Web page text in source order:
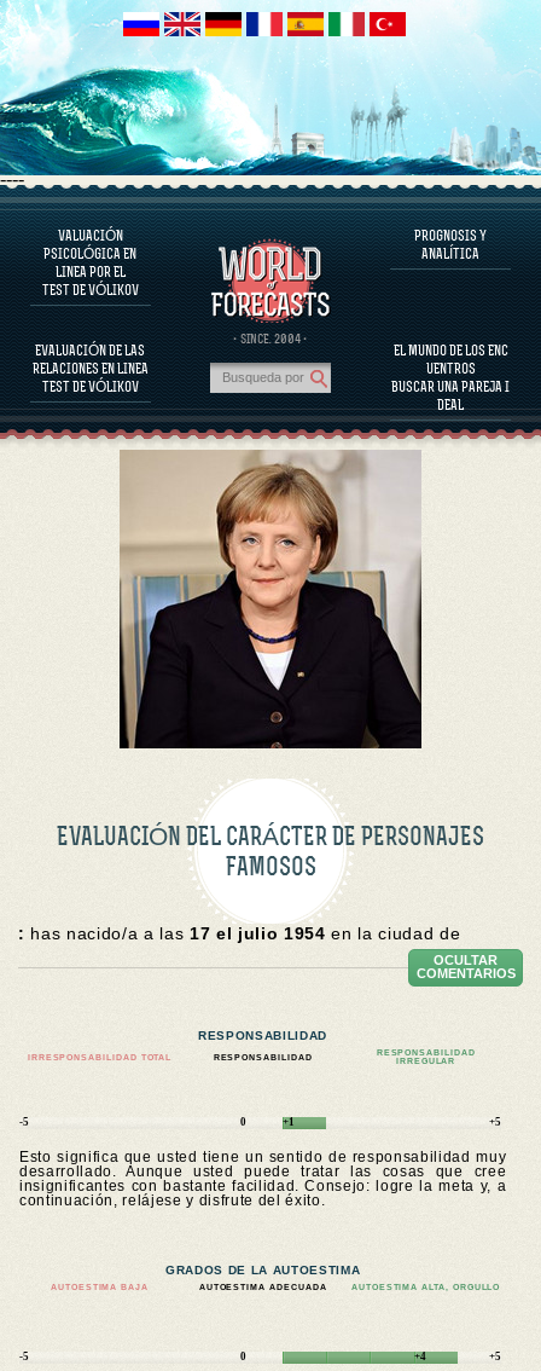
----
VALUACIÓN
PSICOLÓGICA EN
LINEA POR EL
TEST DE VÓLIKOV
EVALUACIÓN DE LAS
RELACIONES EN LINEA
TEST DE VÓLIKOV
· SINCE. 2004 ·
PROGNOSIS Y
ANALÍTICA
EL MUNDO DE LOS ENC
UENTROS
BUSCAR UNA PAREJA I
DEAL
EL PROGRAMA
EVALUAR EL CARÁCTER
EVALUACIÓN DEL CARÁCTER DE PERSONAJES FAMOSOS
EL PROGRAMA
EVALUAR LA COMPATIBILIDAD DE LA PAREJA
PROGNOSIS Y ANALÍTICA
EVALUACIÓN DEL CARÁCTER DE PERSONAJES
FAMOSOS
: has nacido/a a las 17 el julio 1954 en la ciudad de
OCULTAR
COMENTARIOS
RESPONSABILIDAD
IRRESPONSABILIDAD TOTAL RESPONSABILIDAD
RESPONSABILIDAD
IRREGULAR
-5 0 +1 +5
Esto significa que usted tiene un sentido de responsabilidad muy
desarrollado. Aunque usted puede tratar las cosas que cree
insignificantes con bastante facilidad. Consejo: logre la meta y, a
continuación, relájese y disfrute del éxito.
GRADOS DE LA AUTOESTIMA
AUTOESTIMA BAJA AUTOESTIMA ADECUADA AUTOESTIMA ALTA, ORGULLO
-5 0 +4 +5